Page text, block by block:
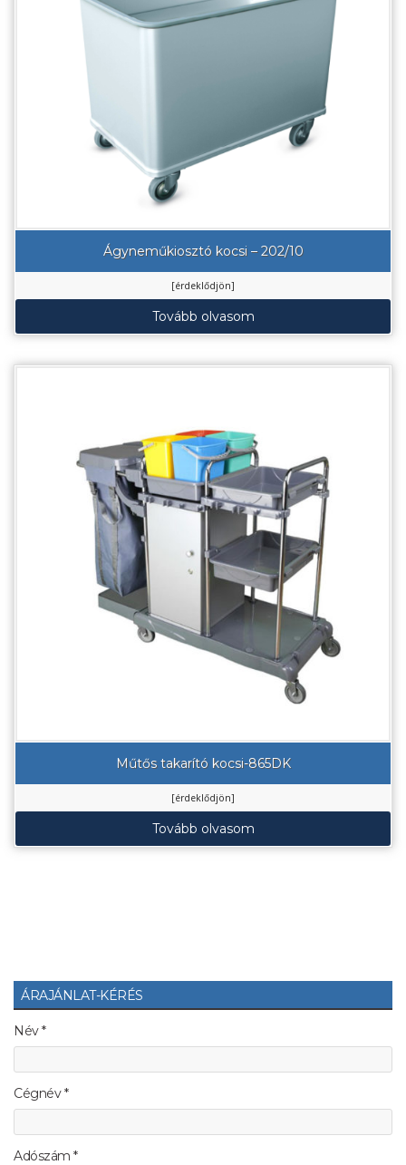
Ágyneműkiosztó kocsi – 202/10
[érdeklődjön]
Tovább olvasom
Műtős takarító kocsi-865DK
[érdeklődjön]
Tovább olvasom
ÁRAJÁNLAT-KÉRÉS
Név *
Cégnév *
Adószám *